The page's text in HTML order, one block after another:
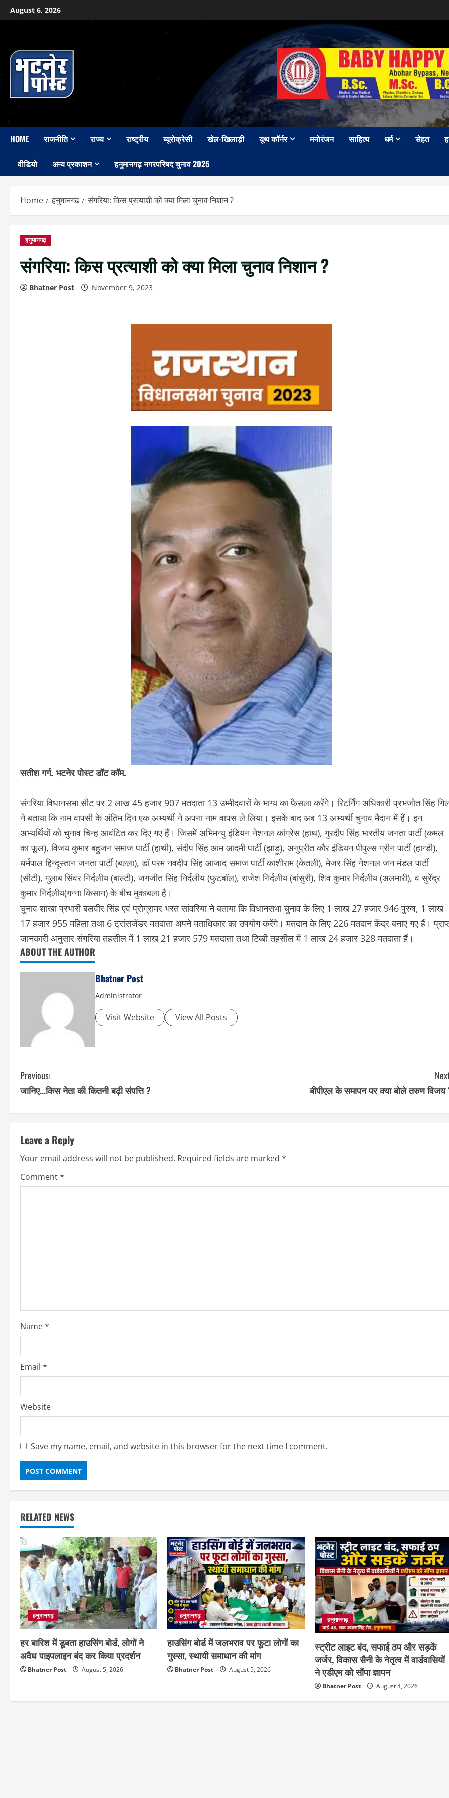
Skip
to
August 6, 2026
HOME राजनीति राज्य राष्ट्रीय ब्यूरोक्रेसी खेल-खिलाड़ी यूथ कॉर्नर मनोरंजन साहित्य धर्म सेहत
वीडियो अन्य प्रकाशन हनुमानगढ़ नगरपरिषद चुनाव 2025
Home हनुमानगढ़ संगरिया: किस प्रत्याशी को क्या मिला चुनाव निशान ?
हनुमानगढ़
संगरिया: किस प्रत्याशी को क्या मिला चुनाव निशान ?
Bhatner Post November 9, 2023
सतीश गर्ग. भटनेर पोस्ट डॉट कॉम.
संगरिया विधानसभा सीट पर 2 लाख 45 हजार 907 मतदाता 13 उम्मीदवारों के भाग्य का फैसला करेंगे। रिटर्निंग अधिकारी प्रभजोत सिंह
ने बताया कि नाम वापसी के अंतिम दिन एक अभ्यर्थी ने अपना नाम वापस ले लिया। इसके बाद अब 13 अभ्यर्थी चुनाव मैदान में हैं। इन
अभ्यर्थियों को चुनाव चिन्ह आवंटित कर दिए गए हैं। जिसमें अभिमन्यु इंडियन नेशनल कांग्रेस (हाथ), गुरदीप सिंह भारतीय जनता पार्टी (कमल
का फूल), विजय कुमार बहुजन समाज पार्टी (हाथी), संदीप सिंह आम आदमी पार्टी (झाड़ू), अनुप्रीत कौर इंडियन पीपुल्स ग्रीन पार्टी (हान्डी),
धर्मपाल हिन्दूस्तान जनता पार्टी (बल्ला), डॉ परम नवदीप सिंह आजाद समाज पार्टी काशीराम (केतली), मेजर सिंह नेशनल जन मंडल पार्टी
(सीटी), गुलाब सिंवर निर्दलीय (बाल्टी), जगजीत सिंह निर्दलीय (फुटबॉल), राजेश निर्दलीय (बांसुरी), शिव कुमार निर्दलीय (अलमारी), व सुरेंद्र
कुमार निर्दलीय(गन्ना किसान) के बीच मुकाबला है।
चुनाव शाखा प्रभारी बलवीर सिंह एवं प्रोग्रामर भरत सांवरिया ने बताया कि विधानसभा चुनाव के लिए 1 लाख 27 हजार 946 पुरुष, 1 लाख
17 हजार 955 महिला तथा 6 ट्रांसजेंडर मतदाता अपने मताधिकार का उपयोग करेंगे। मतदान के लिए 226 मतदान केंद्र बनाए गए हैं।
जानकारी अनुसार संगरिया तहसील में 1 लाख 21 हजार 579 मतदाता तथा टिब्बी तहसील में 1 लाख 24 हजार 328 मतदाता हैं।
ABOUT THE AUTHOR
Bhatner Post
Administrator
Visit Website View All Posts
C
o
n
t
i
n
d
i
n
g
Previous:
जानिए…किस नेता की कितनी बढ़ी संपत्ति ?
बीपीएल के समापन पर क्या बोले तरुण विजय
Leave a Reply
Your email address will not be published. Required fields are marked *
Comment*
Name*
Email *
Website
Save my name, email, and website in this browser for the next time I comment.
RELATED NEWS
हनुमानगढ़
हर बारिश में डूबता हाउसिंग बोर्ड, लोगों ने
अवैध पाइपलाइन बंद कर किया प्रदर्शन
Bhatner Post August 5, 2026
हनुमानगढ़
हाउसिंग बोर्ड में जलभराव पर फूटा लोगों का
गुस्सा, स्थायी समाधान की मांग
Bhatner Post August 5, 2026
हनुमानगढ़
स्ट्रीट लाइट बंद, सफाई ठप और सड़कें
जर्जर, विकास सैनी के नेतृत्व में वार्डवासियों
ने एडीएम को सौंपा ज्ञापन
Bhatner Post August 4, 2026